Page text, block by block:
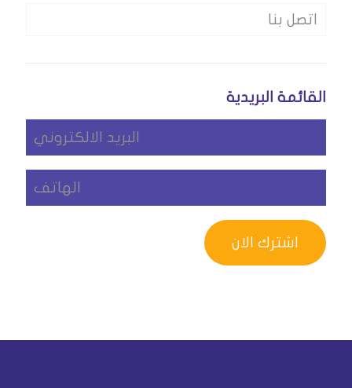
اتصل بنا
القائمة البريدية